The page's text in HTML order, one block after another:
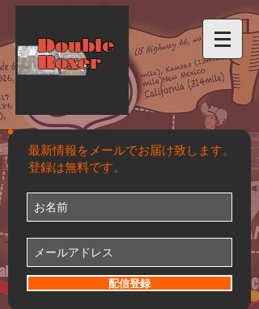
Double
Roxer
最新情報をメールでお届け致します。
登録は無料です。
配信登録